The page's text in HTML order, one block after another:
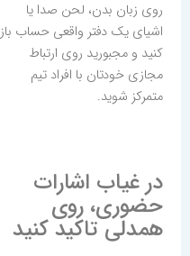
روی زبان بدن، لحن صدا یا
اشیای یک دفتر واقعی حساب باز
کنید و مجبورید روی ارتباط
مجازی خودتان با افراد تیم
متمرکز شوید.
در غیاب اشارات
حضوری، روی
همدلی تاکید کنید